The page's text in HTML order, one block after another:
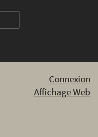
Connexion
Affichage Web